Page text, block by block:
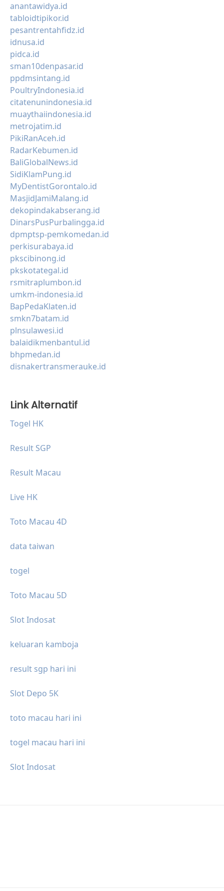
anantawidya.id
tabloidtipikor.id
pesantrentahfidz.id
idnusa.id
pidca.id
sman10denpasar.id
ppdmsintang.id
PoultryIndonesia.id
citatenunindonesia.id
muaythaiindonesia.id
metrojatim.id
PikiRanAceh.id
RadarKebumen.id
BaliGlobalNews.id
SidiKlamPung.id
MyDentistGorontalo.id
MasjidJamiMalang.id
dekopindakabserang.id
DinarsPusPurbalingga.id
dpmptsp-pemkomedan.id
perkisurabaya.id
pkscibinong.id
pkskotategal.id
rsmitraplumbon.id
umkm-indonesia.id
BapPedaKlaten.id
smkn7batam.id
plnsulawesi.id
balaidikmenbantul.id
bhpmedan.id
disnakertransmerauke.id
Link Alternatif
Togel HK
Result SGP
Result Macau
Live HK
Toto Macau 4D
data taiwan
togel
Toto Macau 5D
Slot Indosat
keluaran kamboja
result sgp hari ini
Slot Depo 5K
toto macau hari ini
togel macau hari ini
Slot Indosat